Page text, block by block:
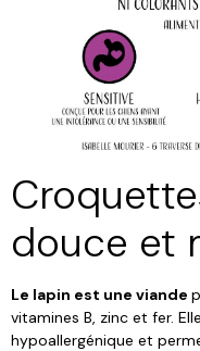
douce et
Le lapin est une viande
vitamines B, zinc et fer.
hypoallergénique et